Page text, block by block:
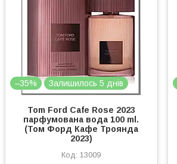
–35% Залишилось 5 днів
Tom Ford Cafe Rose 2023
парфумована вода 100 ml.
(Том Форд Кафе Троянда
2023)
13009